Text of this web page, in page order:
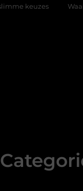
Waarom kiezen